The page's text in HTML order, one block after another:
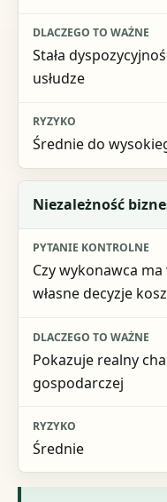
Stała
usłudze
Średnie do
Niezależność
Czy wykonawca
własne decyzje
Pokazuje realny
gospodarczej
Średnie